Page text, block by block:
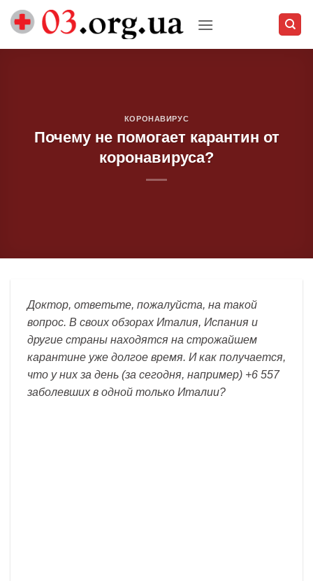
Skip
КОРОНАВИРУС
Почему не помогает карантин от
коронавируса?
Доктор, ответьте, пожалуйста, на такой
вопрос. В своих обзорах Италия, Испания и
другие страны находятся на строжайшем
карантине уже долгое время. И как получается,
что у них за день (за сегодня, например) +6 557
заболевших в одной только Италии?